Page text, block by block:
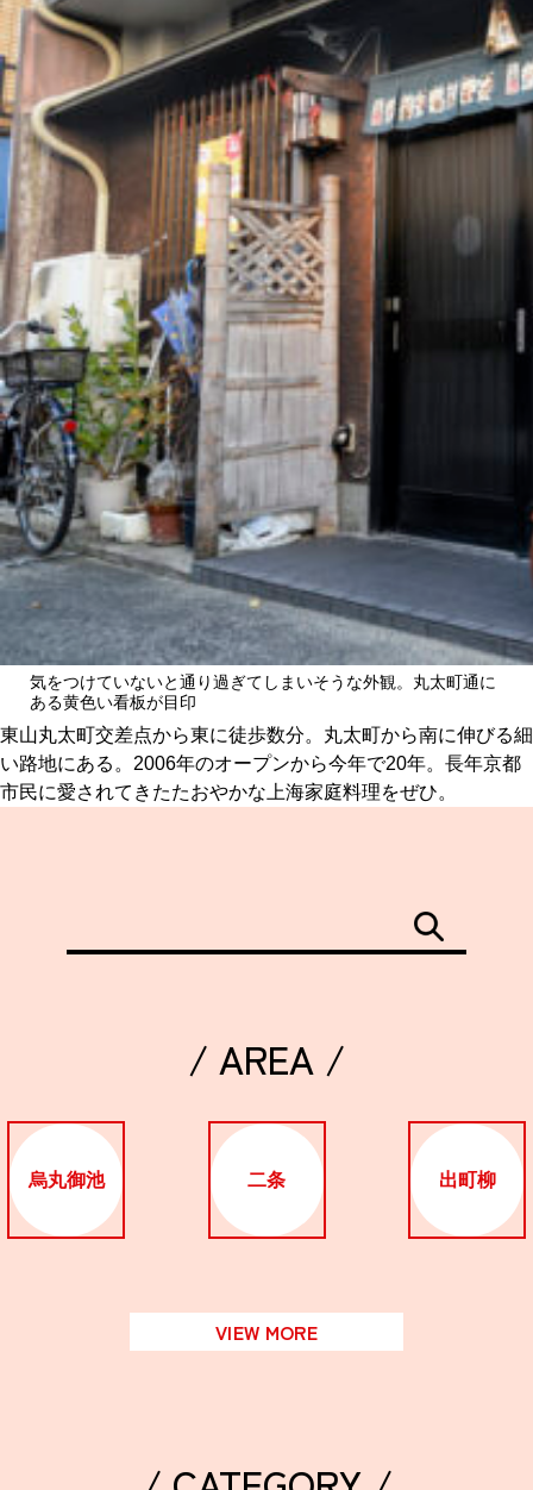
気をつけていないと通り過ぎてしまいそうな外観。丸太町通に
ある黄色い看板が目印
東山丸太町交差点から東に徒歩数分。丸太町から南に伸びる細
い路地にある。2006年のオープンから今年で20年。長年京都
市民に愛されてきたたおやかな上海家庭料理をぜひ。
/ AREA /
烏丸御池 二条 出町柳
VIEW MORE